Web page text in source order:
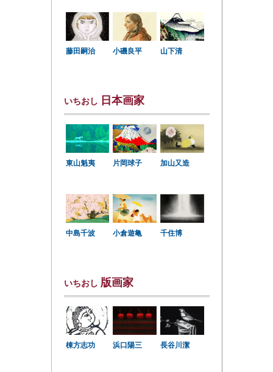
藤田嗣治 小磯良平 山下清
いちおし 日本画家
東山魁夷 片岡球子 加山又造
中島千波 小倉遊亀 千住博
いちおし 版画家
棟方志功 浜口陽三 長谷川潔